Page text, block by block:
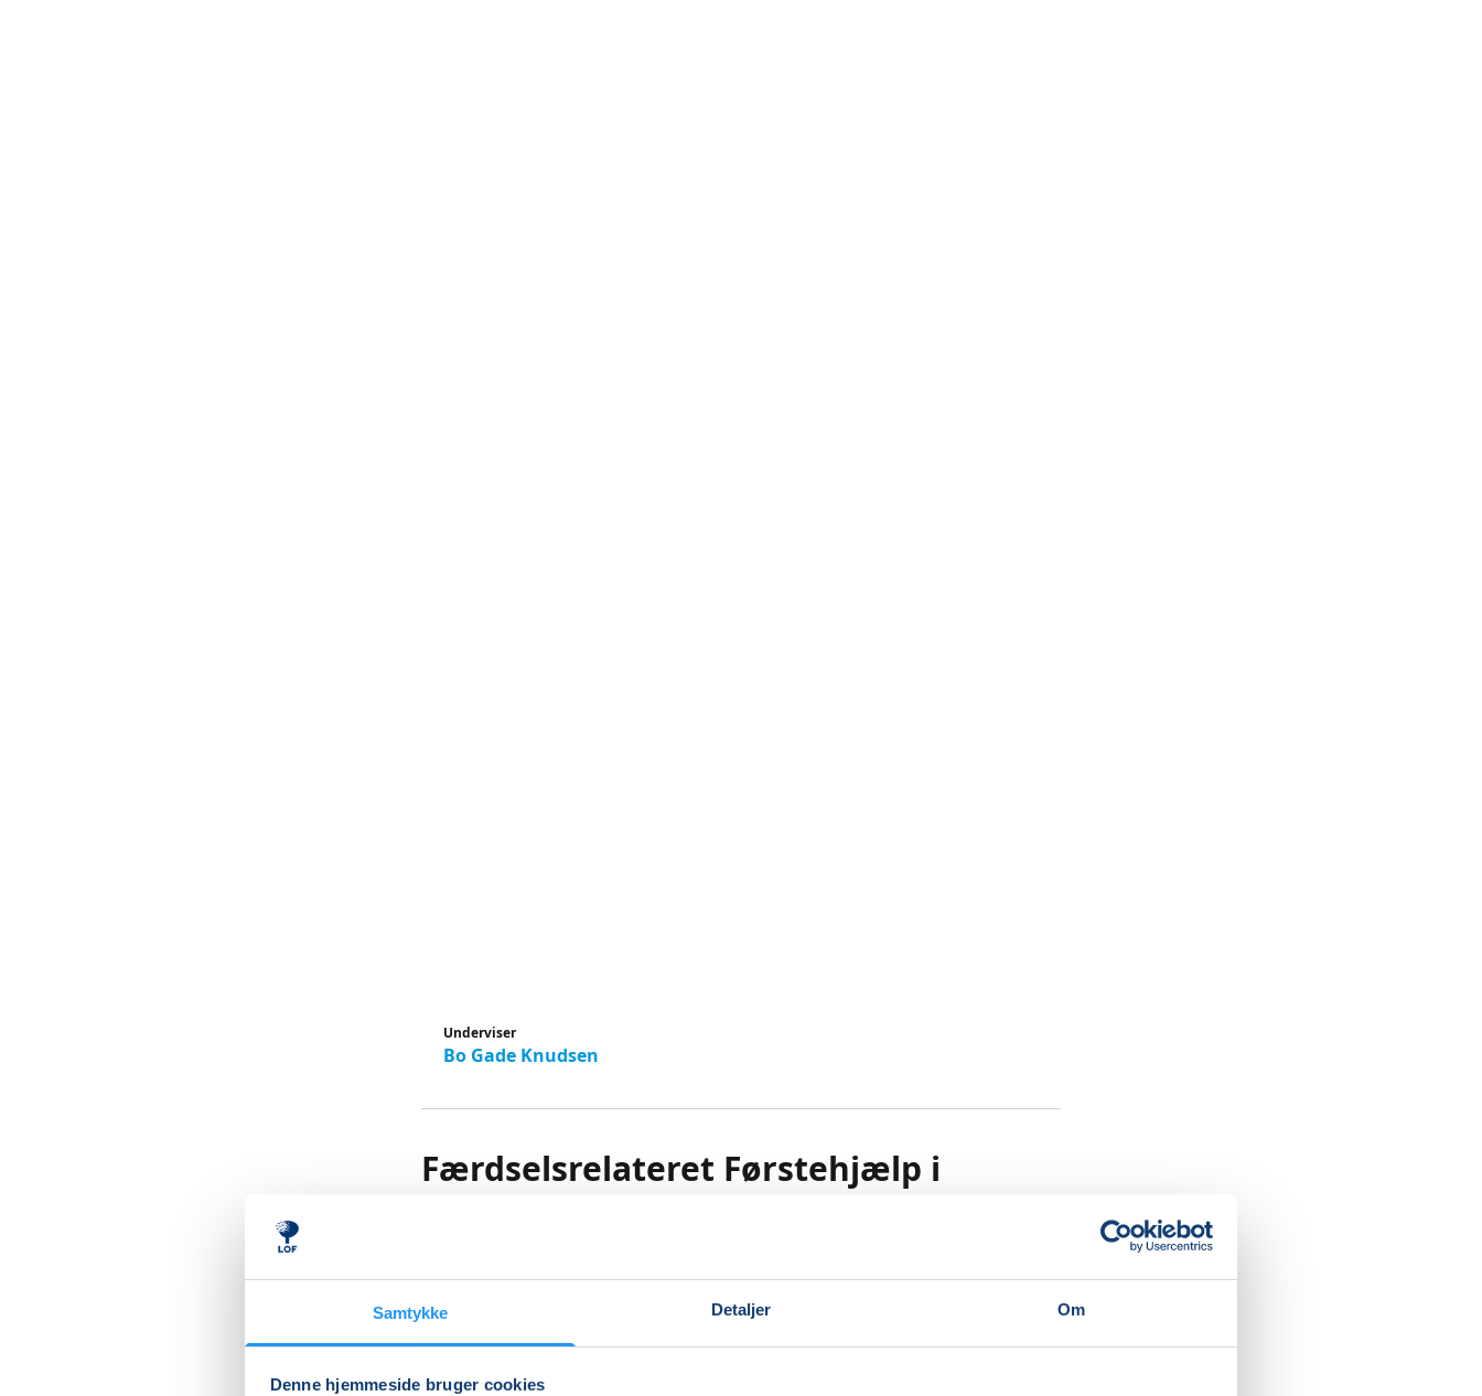
Samtykke Detaljer Om
Denne hjemmeside bruger cookies
Underviser
Bo Gade Knudsen
Færdselsrelateret Førstehjælp i
Skal du tage kørekort? Så er et førstehjælpskursus på 8 timer et krav. Her